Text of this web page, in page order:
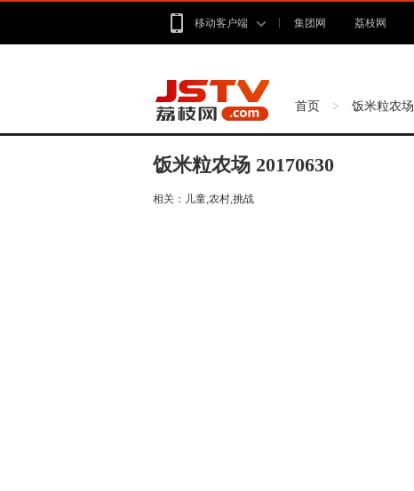
移动客户端 集团网 荔枝网
首页 > 饭米粒农场
饭米粒农场 20170630
相关： 儿童,农村,挑战